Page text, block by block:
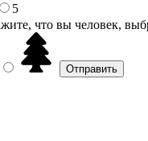
5
что вы человек,